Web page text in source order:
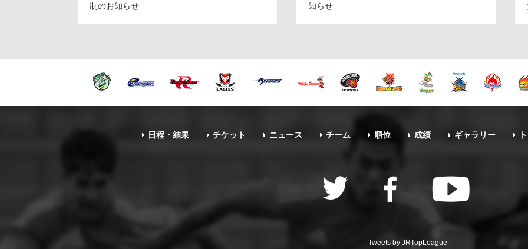
制のお知らせ
知らせ
日程・結果 チケット ニュース チーム 順位 成績 ギャラリー
Tweets by JRTopLeague